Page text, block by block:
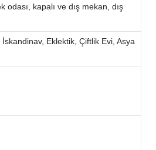
odası, kapalı ve dış mekan, dış
Eklektik, Çiftlik Evi, Asya